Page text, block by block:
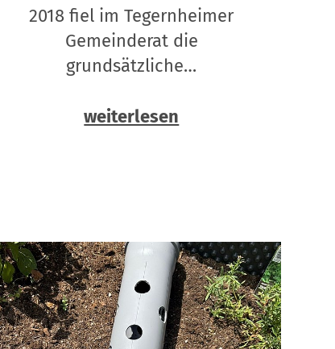
2018 fiel im Tegernheimer
Gemeinderat die
grundsätzliche…
weiterlesen